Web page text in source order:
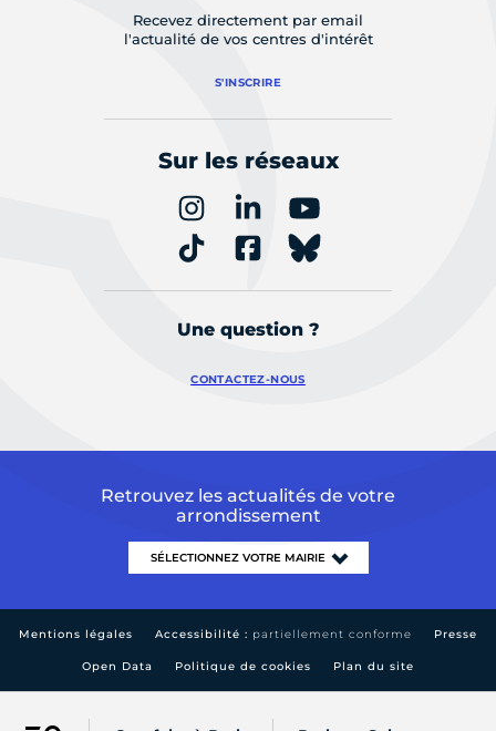
Recevez directement par email
l'actualité de vos centres d'intérêt
S'INSCRIRE
Sur les réseaux
Une question ?
CONTACTEZ-NOUS
Retrouvez les actualités de votre
arrondissement
Mentions légales Accessibilité : partiellement conforme Presse
Open Data Politique de cookies Plan du site